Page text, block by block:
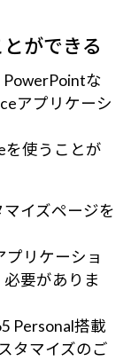
ができる
な
アプリケーシ
を使うことが
イズページを
リケーショ
要がありま
Personal搭載
タマイズのご